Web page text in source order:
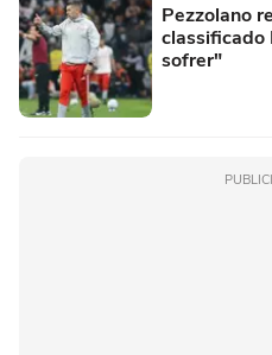
Pezzolano
classificado
sofrer"